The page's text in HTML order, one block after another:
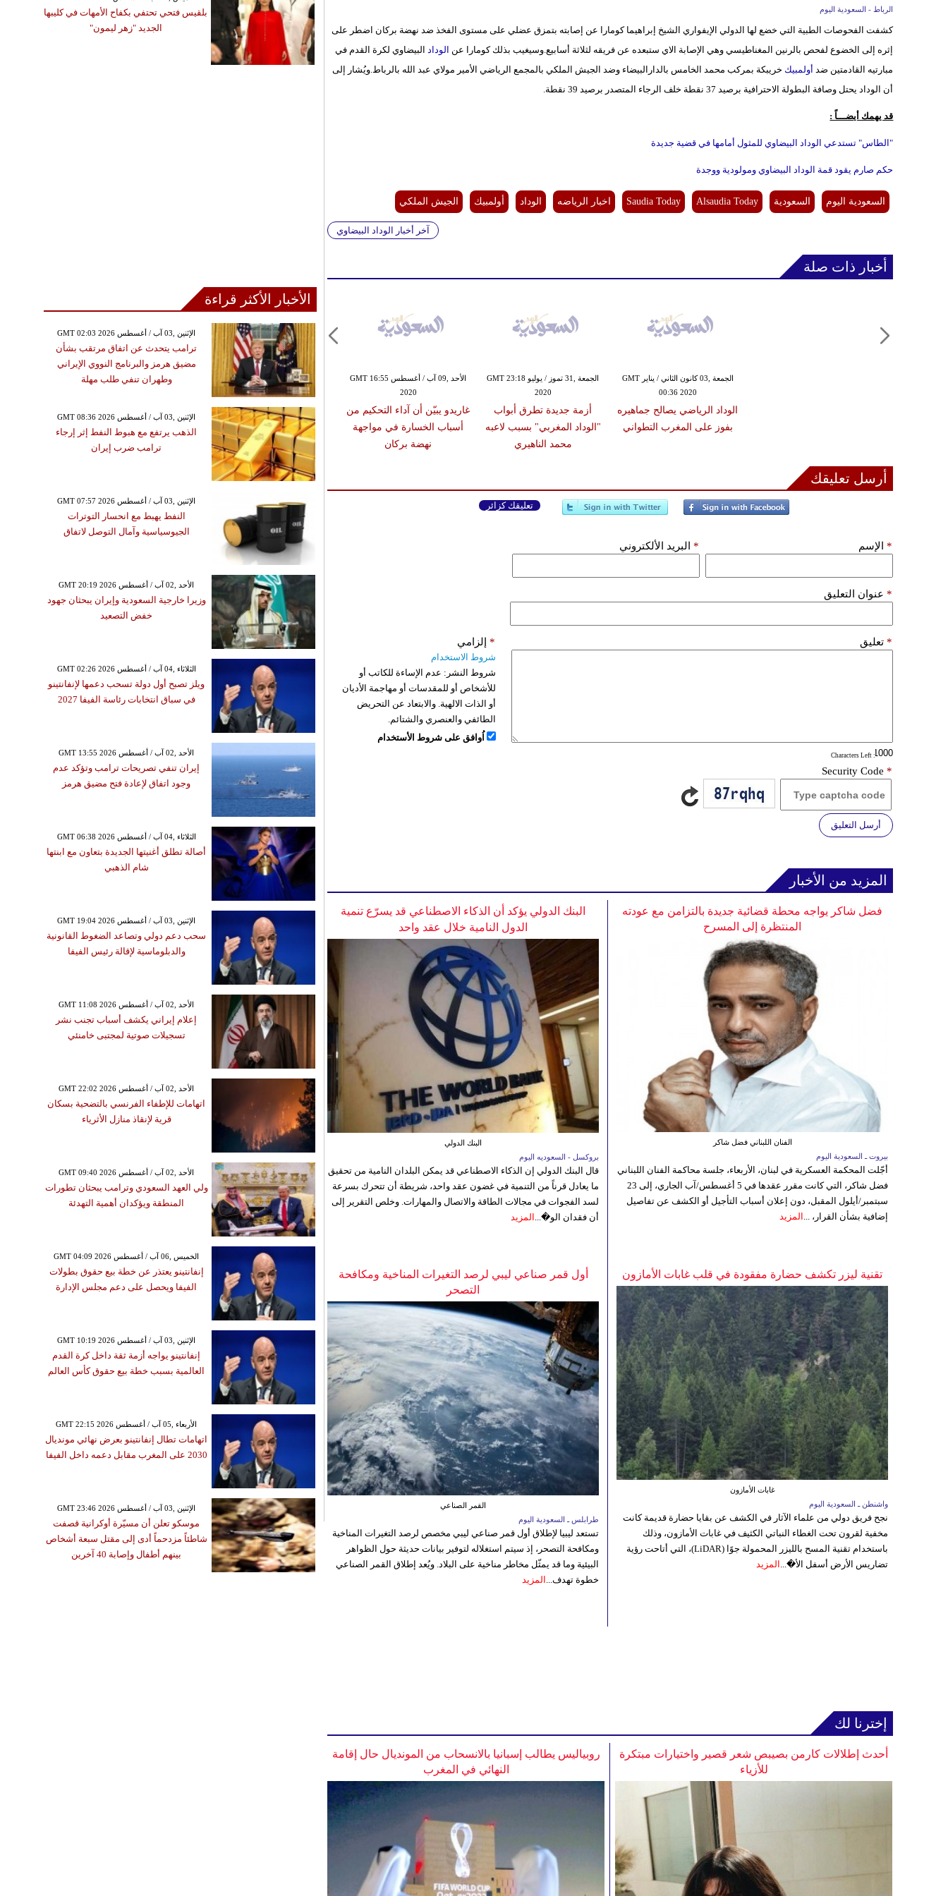
الرباط - السعودية اليوم
كشفت الفحوصات الطبية التي خضع لها الدولي الإيفواري الشيخ إبراهيما كومارا عن إصابته بتمزق عضلي على مستوى الفخذ ضد نهضة بركان اضطر على
إثره إلى الخضوع لفحص بالرنين المغناطيسي وهي الإصابة الاي ستبعده عن فريقه لثلاثة أسابيع.وسيغيب بذلك كومارا عن الوداد البيضاوي لكرة القدم في
مبارتيه القادمتين ضد أولمبيك خريبكة بمركب محمد الخامس بالدارالبيضاء وضد الجيش الملكي بالمجمع الرياضي الأمير مولاي عبد الله بالرباط.ويُشار إلى
أن الوداد يحتل وصافة البطولة الاحترافية برصيد 37 نقطة خلف الرجاء المتصدر برصيد 39 نقطة.
قد يهمك أيضـــاً :
"الطاس" تستدعي الوداد البيضاوي للمثول أمامها في قضية جديدة
حكم صارم يقود قمة الوداد البيضاوي ومولودية ووجدة
السعودية اليوم السعودية Alsaudia Today
Saudia Today اخبار الرياضه الوداد أولمبيك الجيش الملكي
آخر أخبار الوداد البيضاوي
أخبار ذات صلة
الأحد ,09 آب / أغسطس GMT 16:55
2020
غاريدو يبيّن أن آداء التحكيم من
أسباب الخسارة في مواجهة
نهضة بركان
الجمعة ,31 تموز / يوليو GMT 23:18
2020
أزمة جديدة تطرق أبواب
"الوداد المغربي" بسبب لاعبه
محمد الناهيري
الجمعة ,03 كانون الثاني / يناير GMT
00:36 2020
الوداد الرياضي يصالح جماهيره
بفوز على المغرب التطواني
أرسل تعليقك
تعليقك كزائر
الإسم * البريد الألكتروني *
عنوان التعليق *
تعليق *
: Characters Left
إلزامي *
شروط الاستخدام
شروط النشر: عدم الإساءة للكاتب أو
للأشخاص أو للمقدسات أو مهاجمة الأديان
أو الذات الالهية. والابتعاد عن التحريض
الطائفي والعنصري والشتائم.
اُوافق على شروط الأستخدام
Security Code *
أرسل التعليق
المزيد من الأخبار
البنك الدولي يؤكد أن الذكاء الاصطناعي قد يسرّع تنمية
الدول النامية خلال عقد واحد
البنك الدولي
بروكسل - السعوديه اليوم
قال البنك الدولي إن الذكاء الاصطناعي قد يمكن البلدان النامية من تحقيق
ما يعادل قرناً من التنمية في غضون عقد واحد، شريطة أن تتحرك بسرعة
لسد الفجوات في مجالات الطاقة والاتصال والمهارات. وخلص التقرير إلى
أن فقدان الو�... المزيد
فضل شاكر يواجه محطة قضائية جديدة بالتزامن مع عودته
المنتظرة إلى المسرح
الفنان اللبناني فضل شاكر
بيروت ـ السعودية اليوم
أجّلت المحكمة العسكرية في لبنان، الأربعاء، جلسة محاكمة الفنان اللبناني
فضل شاكر، التي كانت مقرر عقدها في 5 أغسطس/آب الجاري، إلى 23
سبتمبر/أيلول المقبل، دون إعلان أسباب التأجيل أو الكشف عن تفاصيل
إضافية بشأن القرار، ... المزيد
أول قمر صناعي ليبي لرصد التغيرات المناخية ومكافحة
التصحر
القمر الصناعي
طرابلس ـ السعودية اليوم
تستعد ليبيا لإطلاق أول قمر صناعي ليبي مخصص لرصد التغيرات المناخية
ومكافحة التصحر، إذ سيتم استغلاله لتوفير بيانات حديثة حول الظواهر
البيئية وما قد يمثّل مخاطر مناخية على البلاد. ويُعد إطلاق القمر الصناعي
خطوة تهدف... المزيد
تقنية ليزر تكشف حضارة مفقودة في قلب غابات الأمازون
غابات الأمازون
واشنطن ـ السعودية اليوم
نجح فريق دولي من علماء الآثار في الكشف عن بقايا حضارة قديمة كانت
مخفية لقرون تحت الغطاء النباتي الكثيف في غابات الأمازون، وذلك
باستخدام تقنية المسح بالليزر المحمولة جوًا (LiDAR)، التي أتاحت رؤية
تضاريس الأرض أسفل الأ�... المزيد
إخترنا لك
روبياليس يطالب إسبانيا بالانسحاب من المونديال حال إقامة
النهائي في المغرب
أحدث إطلالات كارمن بصيبص شعر قصير واختيارات مبتكرة
للأزياء
بلقيس فتحي تحتفي بكفاح الأمهات في كليبها
الجديد "زهر ليمون"
الأخبار الأكثر قراءة
GMT 02:03 2026 الإثنين ,03 آب / أغسطس
ترامب يتحدث عن اتفاق مرتقب بشأن
مضيق هرمز والبرنامج النووي الإيراني
وطهران تنفي طلب مهلة
GMT 08:36 2026 الإثنين ,03 آب / أغسطس
الذهب يرتفع مع هبوط النفط إثر إرجاء
ترامب ضرب إيران
GMT 07:57 2026 الإثنين ,03 آب / أغسطس
النفط يهبط مع انحسار التوترات
الجيوسياسية وآمال التوصل لاتفاق
GMT 20:19 2026 الأحد ,02 آب / أغسطس
وزيرا خارجية السعودية وإيران يبحثان جهود
خفض التصعيد
GMT 02:26 2026 الثلاثاء ,04 آب / أغسطس
ويلز تصبح أول دولة تسحب دعمها لإنفانتينو
في سباق انتخابات رئاسة الفيفا 2027
GMT 13:55 2026 الأحد ,02 آب / أغسطس
إيران تنفي تصريحات ترامب وتؤكد عدم
وجود اتفاق لإعادة فتح مضيق هرمز
GMT 06:38 2026 الثلاثاء ,04 آب / أغسطس
أصالة تطلق أغنيتها الجديدة بتعاون مع ابنتها
شام الذهبي
GMT 19:04 2026 الإثنين ,03 آب / أغسطس
سحب دعم دولي وتصاعد الضغوط القانونية
والدبلوماسية لإقالة رئيس الفيفا
GMT 11:08 2026 الأحد ,02 آب / أغسطس
إعلام إيراني يكشف أسباب تجنب نشر
تسجيلات صوتية لمجتبى خامنئي
GMT 22:02 2026 الأحد ,02 آب / أغسطس
اتهامات للإطفاء الفرنسي بالتضحية بسكان
قرية لإنقاذ منازل الأثرياء
GMT 09:40 2026 الأحد ,02 آب / أغسطس
ولي العهد السعودي وترامب يبحثان تطورات
المنطقة ويؤكدان أهمية التهدئة
GMT 04:09 2026 الخميس ,06 آب / أغسطس
إنفانتينو يعتذر عن خطة بيع حقوق بطولات
الفيفا ويحصل على دعم مجلس الإدارة
GMT 10:19 2026 الإثنين ,03 آب / أغسطس
إنفانتينو يواجه أزمة ثقة داخل كرة القدم
العالمية بسبب خطة بيع حقوق كأس العالم
GMT 22:15 2026 الأربعاء ,05 آب / أغسطس
اتهامات تطال إنفانتينو بعرض نهائي مونديال
2030 على المغرب مقابل دعمه داخل الفيفا
GMT 23:46 2026 الإثنين ,03 آب / أغسطس
موسكو تعلن أن مسيّرة أوكرانية قصفت
شاطئاً مزدحماً أدى إلى مقتل سبعة أشخاص
بينهم أطفال وإصابة 40 آخرين